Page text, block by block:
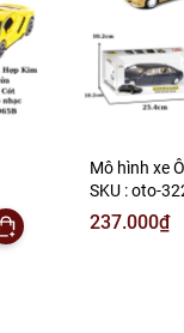
Mô hình xe Ô tô hợp kim tỉ
SKU : oto-
)
237.000₫